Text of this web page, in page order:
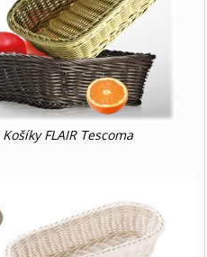
FLAIR Tescoma